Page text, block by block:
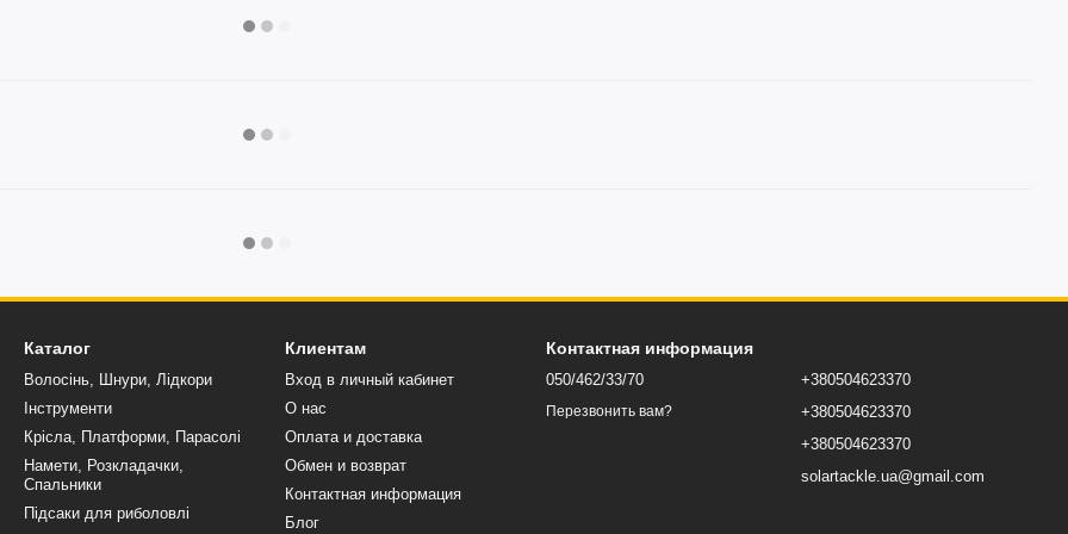
Каталог
Волосінь, Шнури, Лідкори
Інструменти
Крісла, Платформи, Парасолі
Намети, Розкладачки,
Спальники
Підсаки для риболовлі
Клиентам
Вход в личный кабинет
О нас
Оплата и доставка
Обмен и возврат
Контактная информация
Блог
Контактная информация
050/462/33/70
Перезвонить вам?
+380504623370
+380504623370
+380504623370
solartackle.ua@gmail.com